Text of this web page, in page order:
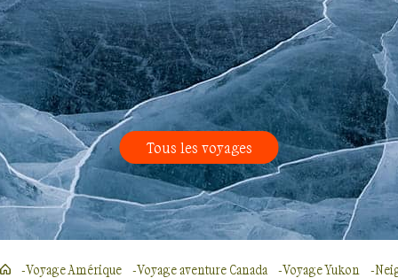
Tous les voyages
Voyage Amérique Voyage aventure Canada Voyage Yukon